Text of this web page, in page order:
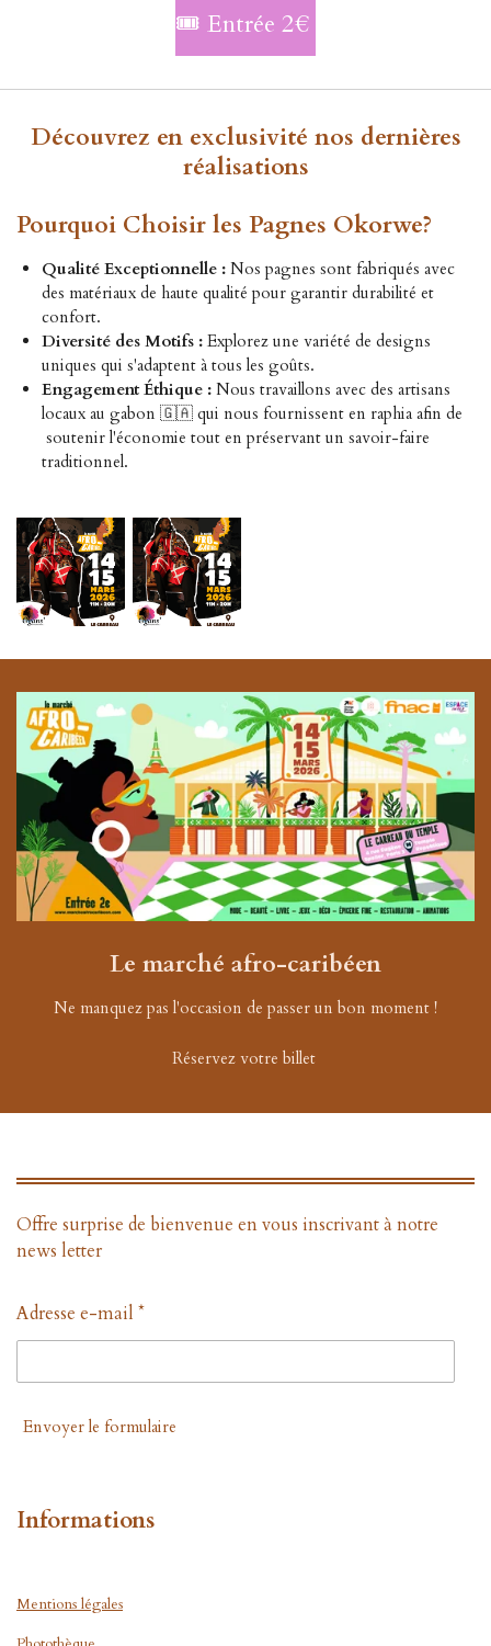
🎟️ Entrée 2€
Découvrez en exclusivité nos dernières
réalisations
Pourquoi Choisir les Pagnes Okorwe?
Qualité Exceptionnelle :Nos pagnes sont fabriqués avec
des matériaux de haute qualité pour garantir durabilité et
confort.
Diversité des Motifs :Explorez une variété de designs
uniques qui s'adaptent à tous les goûts.
Engagement Éthique :Nous travaillons avec des artisans
locaux au gabon 🇬🇦 qui nous fournissent en raphia afin de
soutenir l'économie tout en préservant un savoir-faire
traditionnel.
Le marché afro-caribéen
Ne manquez pas l'occasion de passer un bon moment !
Réservez votre billet
Offre surprise de bienvenue en vous inscrivant à notre
news letter
Adresse e-mail *
Envoyer le formulaire
Informations
Mentions légales